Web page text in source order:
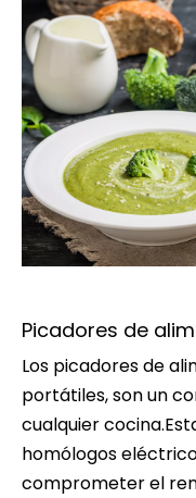
Picadores de
Los picadores de
portátiles, son un
cualquier
homólogos
comprometer el